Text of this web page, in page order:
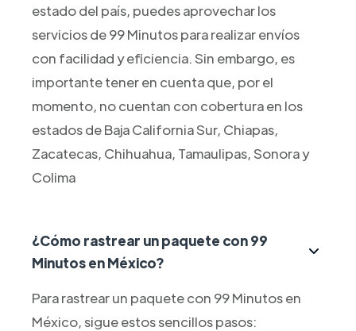
estado del país, puedes aprovechar los
servicios de 99 Minutos para realizar envíos
con facilidad y eficiencia. Sin embargo, es
importante tener en cuenta que, por el
momento, no cuentan con cobertura en los
estados de Baja California Sur, Chiapas,
Zacatecas, Chihuahua, Tamaulipas, Sonora y
Colima
¿Cómo rastrear un paquete con 99
Minutos en México?
Para rastrear un paquete con 99 Minutos en
México, sigue estos sencillos pasos: